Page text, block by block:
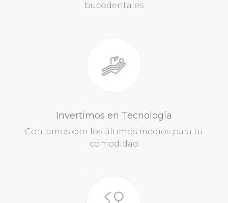
bucodentales
Invertimos en Tecnología
Contamos con los últimos medios para tu
comodidad